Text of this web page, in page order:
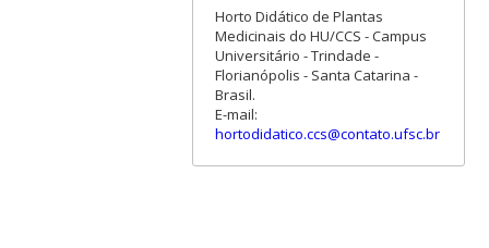
Horto Didático de Plantas
Medicinais do HU/CCS - Campus
Universitário - Trindade -
Florianópolis - Santa Catarina -
Brasil.
E-mail:
hortodidatico.ccs@contato.ufsc.br